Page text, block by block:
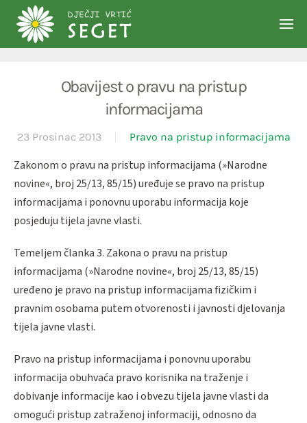
Skip to main content
Obavijest o pravu na pristup
informacijama
23 Prosinac 2013 Pravo na pristup informacijama
Zakonom o pravu na pristup informacijama (»Narodne
novine«, broj 25/13, 85/15) uređuje se pravo na pristup
informacijama i ponovnu uporabu informacija koje
posjeduju tijela javne vlasti.
Temeljem članka 3. Zakona o pravu na pristup
informacijama (»Narodne novine«, broj 25/13, 85/15)
uređeno je pravo na pristup informacijama fizičkim i
pravnim osobama putem otvorenosti i javnosti djelovanja
tijela javne vlasti.
Pravo na pristup informacijama i ponovnu uporabu
informacija obuhvaća pravo korisnika na traženje i
dobivanje informacije kao i obvezu tijela javne vlasti da
omogući pristup zatraženoj informaciji, odnosno da